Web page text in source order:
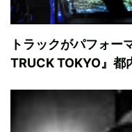
トラックがパフォー
TRUCK TOKYO』都